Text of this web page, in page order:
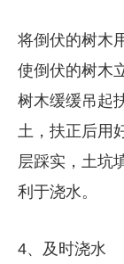
将倒伏的树木
使倒伏的树木
树木缓缓吊起
土，扶正后用
层踩实，土坑
利于浇水。
4、及时浇水